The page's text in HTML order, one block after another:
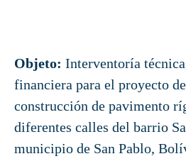
Objeto: Interventoría
financiera para el proyecto
construcción de pavimento
diferentes calles del barrio
municipio de San Pablo,